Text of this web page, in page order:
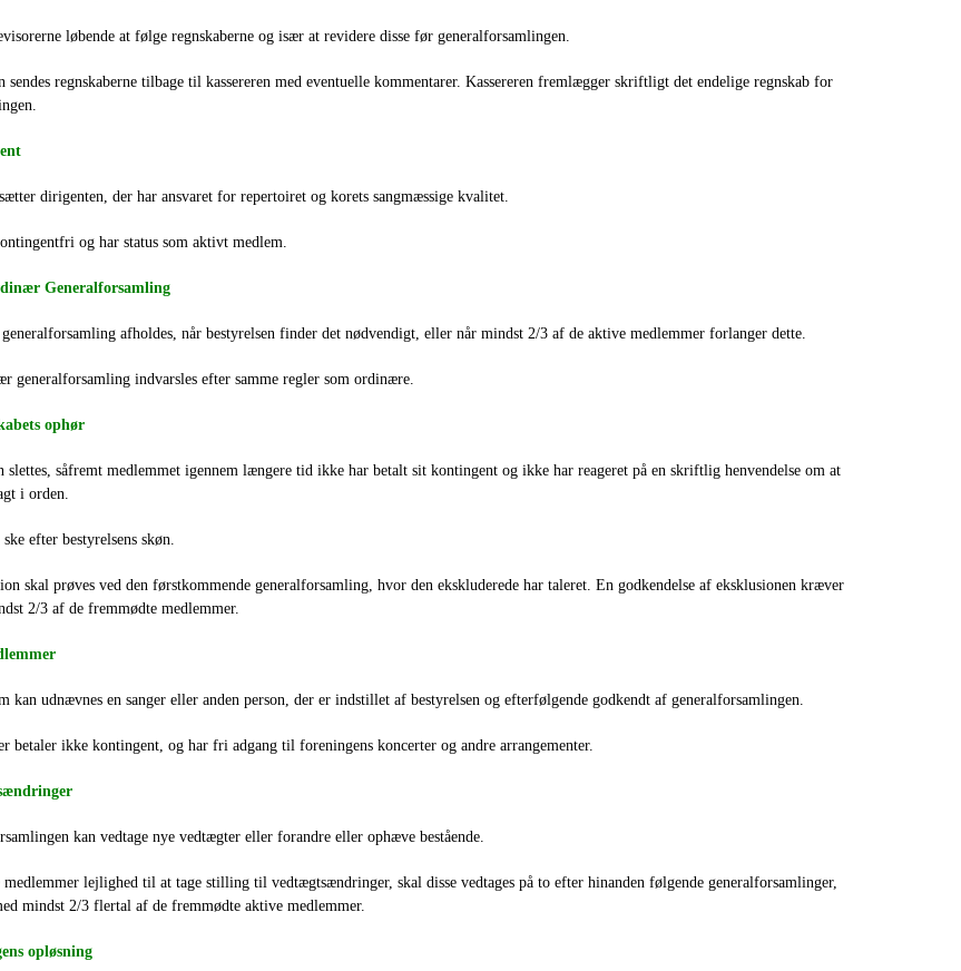
løbende at følge regnskaberne og især at revidere disse før generalforsamlingen.
sendes regnskaberne tilbage til kassereren med eventuelle kommentarer. Kassereren fremlægger skriftligt det endelige regnskab for
dirigenten, der har ansvaret for repertoiret og korets sangmæssige kvalitet.
og har status som aktivt medlem.
Generalforsamling
afholdes, når bestyrelsen finder det nødvendigt, eller når mindst 2/3 af de aktive medlemmer forlanger dette.
generalforsamling indvarsles efter samme regler som ordinære.
ophør
slettes, såfremt medlemmet igennem længere tid ikke har betalt sit kontingent og ikke har reageret på en skriftlig henvendelse om at
i orden.
efter bestyrelsens skøn.
skal prøves ved den førstkommende generalforsamling, hvor den ekskluderede har taleret. En godkendelse af eksklusionen kræver
2/3 af de fremmødte medlemmer.
kan udnævnes en sanger eller anden person, der er indstillet af bestyrelsen og efterfølgende godkendt af generalforsamlingen.
betaler ikke kontingent, og har fri adgang til foreningens koncerter og andre arrangementer.
kan vedtage nye vedtægter eller forandre eller ophæve bestående.
lejlighed til at tage stilling til vedtægtsændringer, skal disse vedtages på to efter hinanden følgende generalforsamlinger,
mindst 2/3 flertal af de fremmødte aktive medlemmer.
opløsning